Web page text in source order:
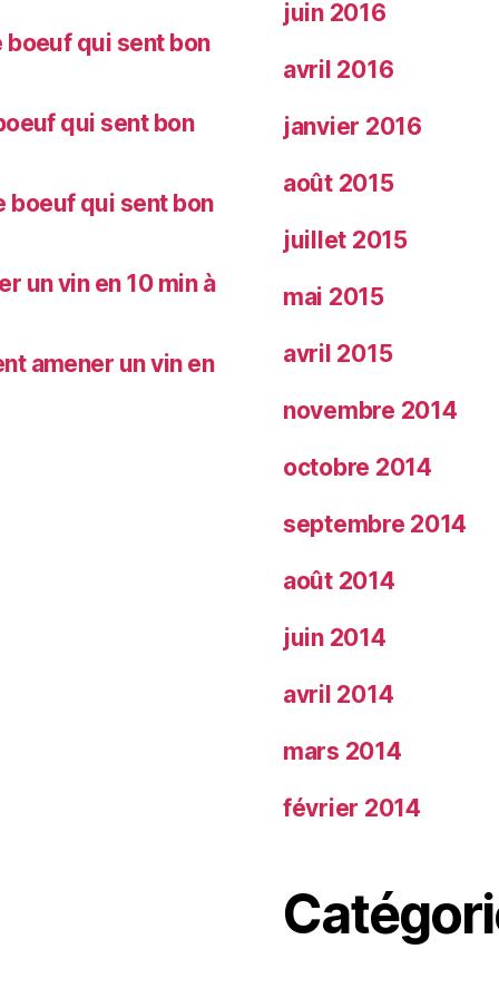
boeuf qui sent bon
qui sent bon
boeuf qui sent bon
un vin en 10 min à
amener un vin en
juin 2016
avril 2016
janvier 2016
août 2015
juillet 2015
mai 2015
avril 2015
novembre 2014
octobre 2014
septembre 2014
août 2014
juin 2014
avril 2014
mars 2014
février 2014